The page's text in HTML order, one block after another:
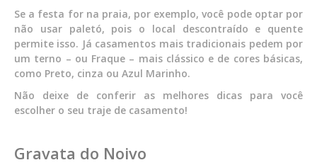
Se a festa for na praia, por exemplo, você pode optar por
não usar paletó, pois o local descontraído e quente
permite isso. Já casamentos mais tradicionais pedem por
um terno – ou Fraque – mais clássico e de cores básicas,
como Preto, cinza ou Azul Marinho.
Não deixe de conferir as melhores dicas para você
escolher o seu traje de casamento!
Gravata do Noivo